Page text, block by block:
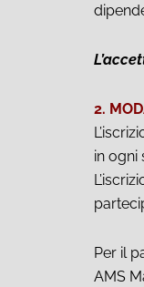
2.
in ogni
Per il
AMS